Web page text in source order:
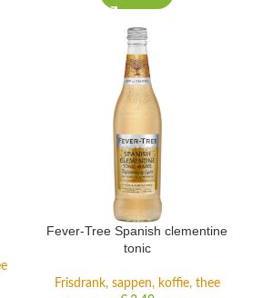
Fever-Tree Spanish clementine
tonic
Frisdrank, sappen, koffie, thee